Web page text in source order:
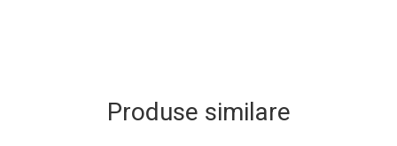
Produse similare